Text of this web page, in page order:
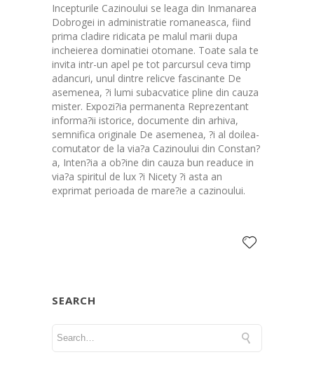
Incepturile Cazinoului se leaga din Inmanarea
Dobrogei in administratie romaneasca, fiind
prima cladire ridicata pe malul marii dupa
incheierea dominatiei otomane. Toate sala te
invita intr-un apel pe tot parcursul ceva timp
adancuri, unul dintre relicve fascinante De
asemenea, ?i lumi subacvatice pline din cauza
mister. Expozi?ia permanenta Reprezentant
informa?ii istorice, documente din arhiva,
semnifica originale De asemenea, ?i al doilea-
comutator de la via?a Cazinoului din Constan?
a, Inten?ia a ob?ine din cauza bun readuce in
via?a spiritul de lux ?i Nicety ?i asta an
exprimat perioada de mare?ie a cazinoului.
SEARCH